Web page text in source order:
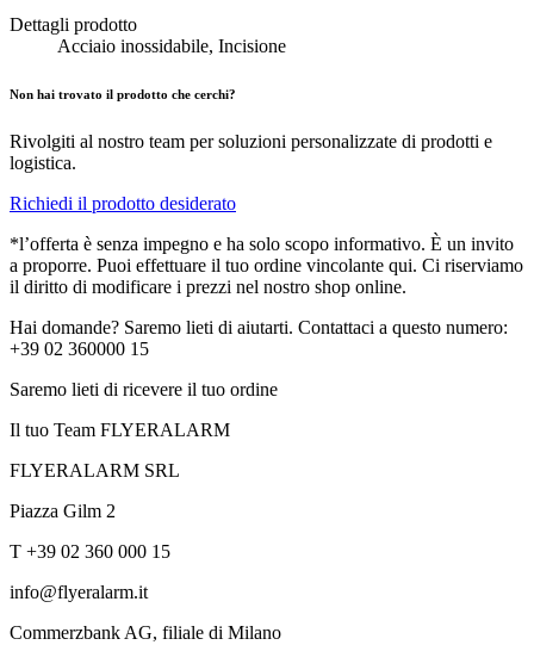
Dettagli prodotto
Acciaio inossidabile, Incisione
Non hai trovato il prodotto che cerchi?
Rivolgiti al nostro team per soluzioni personalizzate di prodotti e
logistica.
Richiedi il prodotto desiderato
*l’offerta è senza impegno e ha solo scopo informativo. È un invito
a proporre. Puoi effettuare il tuo ordine vincolante qui. Ci riserviamo
il diritto di modificare i prezzi nel nostro shop online.
Hai domande? Saremo lieti di aiutarti. Contattaci a questo numero:
+39 02 360000 15
Saremo lieti di ricevere il tuo ordine
Il tuo Team FLYERALARM
FLYERALARM SRL
Piazza Gilm 2
T +39 02 360 000 15
info@flyeralarm.it
Commerzbank AG, filiale di Milano